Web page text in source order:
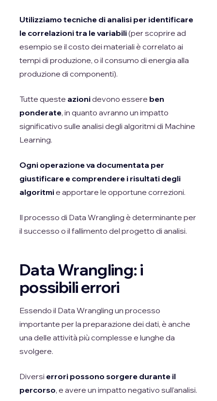
Utilizziamo tecniche di analisi per identificare
le correlazioni tra le variabili(per scoprire ad
esempio se il costo dei materiali è correlato ai
tempi di produzione, o il consumo di energia alla
produzione di componenti).
Tutte queste azionidevono essere ben
ponderate, in quanto avranno un impatto
significativo sulle analisi degli algoritmi di Machine
Learning.
Ogni operazione va documentata per
giustificare e comprendere i risultati degli
algoritmie apportare le opportune correzioni.
Il processo di Data Wrangling è determinante per
il successo o il fallimento del progetto di analisi.
Data Wrangling: i
possibili errori
Essendo il Data Wrangling un processo
importante per la preparazione dei dati, è anche
una delle attività più complesse e lunghe da
svolgere.
Diversi errori possono sorgere durante il
percorso, e avere un impatto negativo sull’analisi.